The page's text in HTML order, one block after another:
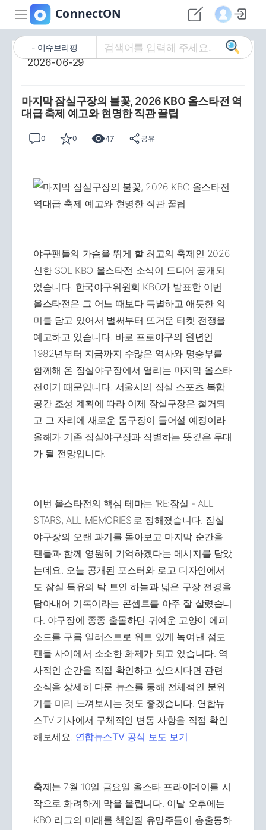
이슈브리핑
2026-06-29
마지막 잠실구장의 불꽃, 2026 KBO 올스타전 역
대급 축제 예고와 현명한 직관 꿀팁
0 0 47 공유
야구팬들의 가슴을 뛰게 할 최고의 축제인 2026
신한 SOL KBO 올스타전 소식이 드디어 공개되
었습니다. 한국야구위원회 KBO가 발표한 이번
올스타전은 그 어느 때보다 특별하고 애틋한 의
미를 담고 있어서 벌써부터 뜨거운 티켓 전쟁을
예고하고 있습니다. 바로 프로야구의 원년인
1982년부터 지금까지 수많은 역사와 명승부를
함께해 온 잠실야구장에서 열리는 마지막 올스타
전이기 때문입니다. 서울시의 잠실 스포츠 복합
공간 조성 계획에 따라 이제 잠실구장은 철거되
고 그 자리에 새로운 돔구장이 들어설 예정이라
올해가 기존 잠실야구장과 작별하는 뜻깊은 무대
가 될 전망입니다.
이번 올스타전의 핵심 테마는 'RE:잠실 - ALL
STARS, ALL MEMORIES'로 정해졌습니다. 잠실
야구장의 오랜 과거를 돌아보고 마지막 순간을
팬들과 함께 영원히 기억하겠다는 메시지를 담았
는데요. 오늘 공개된 포스터와 로고 디자인에서
도 잠실 특유의 탁 트인 하늘과 넓은 구장 전경을
담아내어 기록이라는 콘셉트를 아주 잘 살렸습니
다. 야구장에 종종 출몰하던 귀여운 고양이 에피
소드를 구름 일러스트로 위트 있게 녹여낸 점도
팬들 사이에서 소소한 화제가 되고 있습니다. 역
사적인 순간을 직접 확인하고 싶으시다면 관련
소식을 상세히 다룬 뉴스를 통해 전체적인 분위
기를 미리 느껴보시는 것도 좋겠습니다. 연합뉴
스TV 기사에서 구체적인 변동 사항을 직접 확인
해보세요. 연합뉴스TV 공식 보도 보기
축제는 7월 10일 금요일 올스타 프라이데이를 시
작으로 화려하게 막을 올립니다. 이날 오후에는
KBO 리그의 미래를 책임질 유망주들이 총출동하